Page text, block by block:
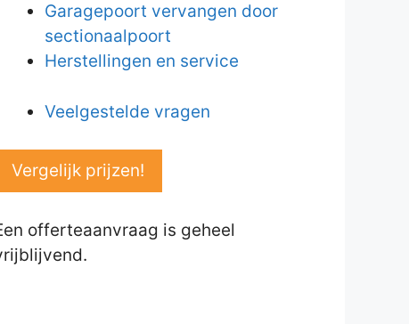
Garagepoort vervangen door
sectionaalpoort
Herstellingen en service
Veelgestelde vragen
Vergelijk prijzen!
offerteaanvraag is geheel